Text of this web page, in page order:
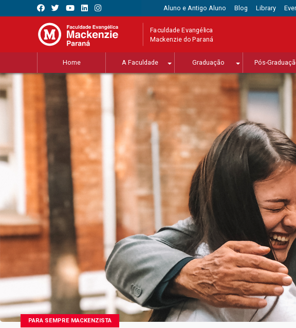
Aluno e Antigo Aluno Blog Library
Faculdade Evangélica
Mackenzie do Paraná
Home A Faculdade Graduação Pós-
PARA SEMPRE MACKENZISTA